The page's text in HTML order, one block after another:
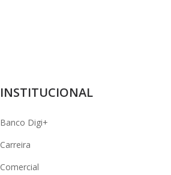
INSTITUCIONAL
Banco Digi+
Carreira
Comercial